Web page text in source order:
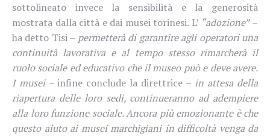
sottolineato invece la sensibilità e la generosità
mostrata dalla città e dai musei torinesi. L’ “adozione”–
ha detto Tisi – permetterà di garantire agli operatori una
continuità lavorativa e al tempo stesso rimarcherà il
ruolo sociale ed educativo che il museo può e deve avere.
I musei – infine conclude la direttrice – in attesa della
riapertura delle loro sedi, continueranno ad adempiere
alla loro funzione sociale. Ancora più emozionante è che
questo aiuto ai musei marchigiani in difficoltà venga da